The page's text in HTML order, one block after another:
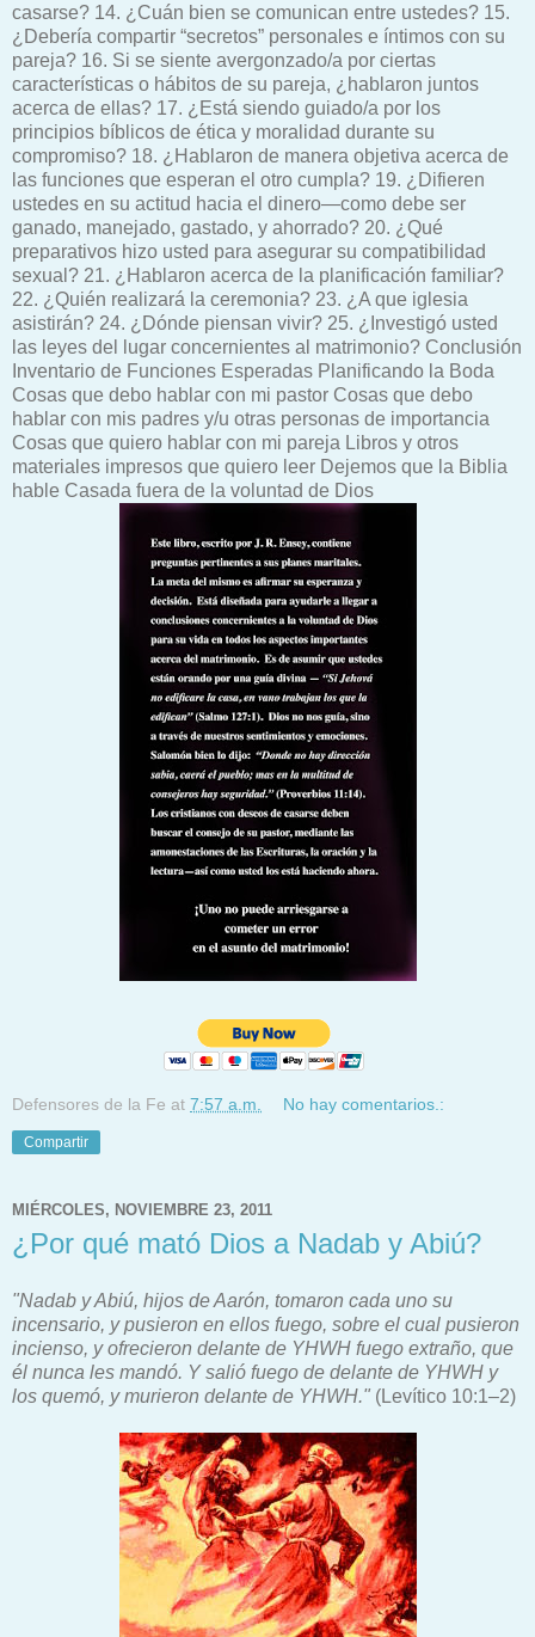
casarse? 14. ¿Cuán bien se comunican entre ustedes? 15.
¿Debería compartir “secretos” personales e íntimos con su
pareja? 16. Si se siente avergonzado/a por ciertas
características o hábitos de su pareja, ¿hablaron juntos
acerca de ellas? 17. ¿Está siendo guiado/a por los
principios bíblicos de ética y moralidad durante su
compromiso? 18. ¿Hablaron de manera objetiva acerca de
las funciones que esperan el otro cumpla? 19. ¿Difieren
ustedes en su actitud hacia el dinero—como debe ser
ganado, manejado, gastado, y ahorrado? 20. ¿Qué
preparativos hizo usted para asegurar su compatibilidad
sexual? 21. ¿Hablaron acerca de la planificación familiar?
22. ¿Quién realizará la ceremonia? 23. ¿A que iglesia
asistirán? 24. ¿Dónde piensan vivir? 25. ¿Investigó usted
las leyes del lugar concernientes al matrimonio? Conclusión
Inventario de Funciones Esperadas Planificando la Boda
Cosas que debo hablar con mi pastor Cosas que debo
hablar con mis padres y/u otras personas de importancia
Cosas que quiero hablar con mi pareja Libros y otros
materiales impresos que quiero leer Dejemos que la Biblia
hable Casada fuera de la voluntad de Dios
Defensores de la Fe at 7:57 a.m. No hay comentarios.:
Compartir
MIÉRCOLES, NOVIEMBRE 23, 2011
¿Por qué mató Dios a Nadab y Abiú?
"Nadab y Abiú, hijos de Aarón, tomaron cada uno su
incensario, y pusieron en ellos fuego, sobre el cual pusieron
incienso, y ofrecieron delante de YHWH fuego extraño, que
él nunca les mandó. Y salió fuego de delante de YHWH y
los quemó, y murieron delante de YHWH." (Levítico 10:1–2)